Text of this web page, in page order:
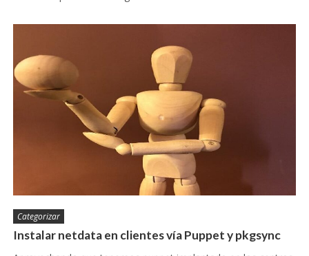
Categorizar
Instalar netdata en clientes vía Puppet y pkgsync